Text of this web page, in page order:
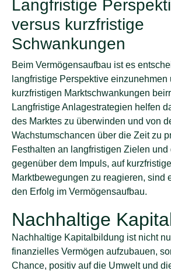
Langfristige
versus kurzfristige
Schwankungen
Beim Vermögensaufbau ist es
langfristige Perspektive einzunehmen
kurzfristigen Marktschwankungen
Langfristige Anlagestrategien helfen
des Marktes zu überwinden und von
Wachstumschancen über die Zeit zu
Festhalten an langfristigen Zielen und
gegenüber dem Impuls, auf kurzfristige
Marktbewegungen zu reagieren, sind
den Erfolg im Vermögensaufbau.
Nachhaltige
Nachhaltige Kapitalbildung ist nicht
finanzielles Vermögen aufzubauen,
Chance, positiv auf die Umwelt und